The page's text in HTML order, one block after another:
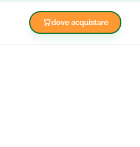
dove acquistare